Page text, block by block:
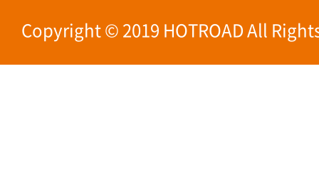
Copyright © 2019 HOTROAD All